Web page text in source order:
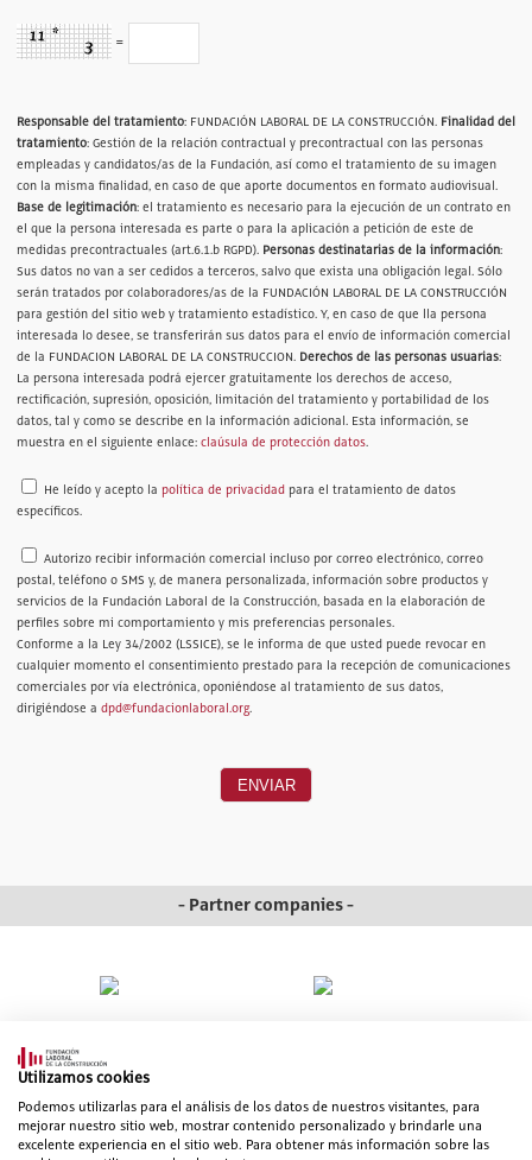
=
Responsable del tratamiento: FUNDACIÓN LABORAL DE LA CONSTRUCCIÓN. Finalidad del
tratamiento: Gestión de la relación contractual y precontractual con las personas
empleadas y candidatos/as de la Fundación, así como el tratamiento de su imagen
con la misma finalidad, en caso de que aporte documentos en formato audiovisual.
Base de legitimación: el tratamiento es necesario para la ejecución de un contrato en
el que la persona interesada es parte o para la aplicación a petición de este de
medidas precontractuales (art.6.1.b RGPD). Personas destinatarias de la información:
Sus datos no van a ser cedidos a terceros, salvo que exista una obligación legal. Sólo
serán tratados por colaboradores/as de la FUNDACIÓN LABORAL DE LA CONSTRUCCIÓN
para gestión del sitio web y tratamiento estadístico. Y, en caso de que lla persona
interesada lo desee, se transferirán sus datos para el envío de información comercial
de la FUNDACION LABORAL DE LA CONSTRUCCION. Derechos de las personas usuarias:
La persona interesada podrá ejercer gratuitamente los derechos de acceso,
rectificación, supresión, oposición, limitación del tratamiento y portabilidad de los
datos, tal y como se describe en la información adicional. Esta información, se
muestra en el siguiente enlace: claúsula de protección datos.
He leído y acepto la política de privacidad para el tratamiento de datos
específicos.
Autorizo recibir información comercial incluso por correo electrónico, correo
postal, teléfono o SMS y, de manera personalizada, información sobre productos y
servicios de la Fundación Laboral de la Construcción, basada en la elaboración de
perfiles sobre mi comportamiento y mis preferencias personales.
Conforme a la Ley 34/2002 (LSSICE), se le informa de que usted puede revocar en
cualquier momento el consentimiento prestado para la recepción de comunicaciones
comerciales por vía electrónica, oponiéndose al tratamiento de sus datos,
dirigiéndose a dpd@fundacionlaboral.org.
ENVIAR
- Partner companies -
Utilizamos cookies
Podemos utilizarlas para el análisis de los datos de nuestros visitantes, para
mejorar nuestro sitio web, mostrar contenido personalizado y brindarle una
excelente experiencia en el sitio web. Para obtener más información sobre las